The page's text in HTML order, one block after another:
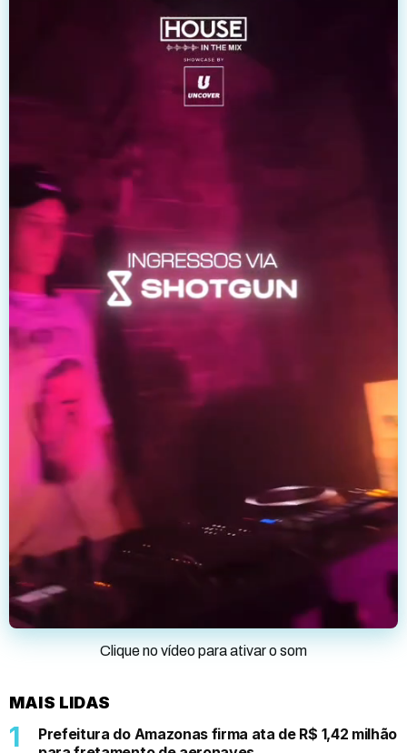
Clique no vídeo para ativar o som
MAIS LIDAS
Prefeitura do Amazonas firma ata de R$ 1,42 milhão